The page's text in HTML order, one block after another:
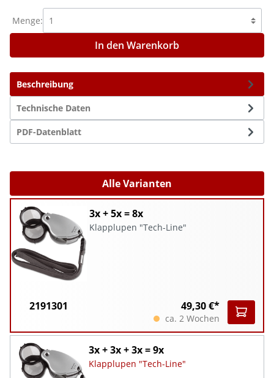
Beschreibung
Technische Daten
PDF-Datenblatt
Menge:
In den Warenkorb
Alle Varianten
3x + 5x = 8x
Klapplupen "Tech-Line"
2191301 49,30 €*
ca. 2 Wochen
3x + 3x + 3x = 9x
Klapplupen "Tech-Line"